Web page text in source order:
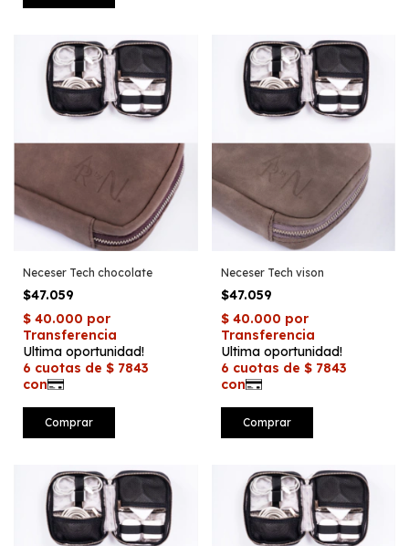
Neceser Tech chocolate
$47.059
Neceser Tech vison
$47.059